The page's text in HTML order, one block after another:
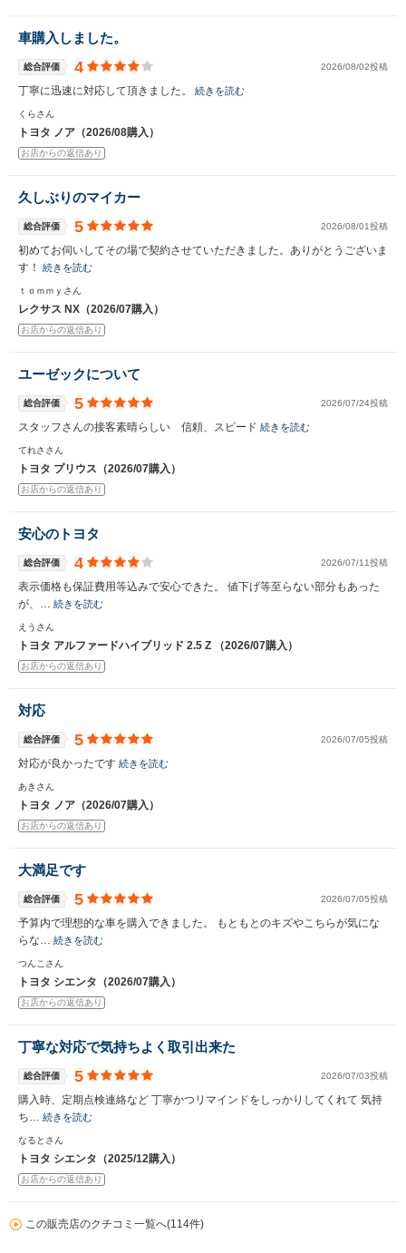
車購入しました。
総合評価 4 2026/08/02投稿
丁寧に迅速に対応して頂きました。 続きを読む
くらさん
トヨタ ノア（2026/08購入）
お店からの返信あり
久しぶりのマイカー
総合評価 5 2026/08/01投稿
初めてお伺いしてその場で契約させていただきました。ありがとうございま
す！ 続きを読む
ｔｏｍｍｙさん
レクサス NX（2026/07購入）
お店からの返信あり
ユーゼックについて
総合評価 5 2026/07/24投稿
スタッフさんの接客素晴らしい 信頼、スピード 続きを読む
てれささん
トヨタ プリウス（2026/07購入）
お店からの返信あり
安心のトヨタ
総合評価 4 2026/07/11投稿
表示価格も保証費用等込みで安心できた。 値下げ等至らない部分もあった
が、… 続きを読む
えうさん
トヨタ アルファードハイブリッド 2.5 Z （2026/07購入）
お店からの返信あり
対応
総合評価 5 2026/07/05投稿
対応が良かったです 続きを読む
あきさん
トヨタ ノア（2026/07購入）
お店からの返信あり
大満足です
総合評価 5 2026/07/05投稿
予算内で理想的な車を購入できました。 もともとのキズやこちらが気にな
らな… 続きを読む
つんこさん
トヨタ シエンタ（2026/07購入）
お店からの返信あり
丁寧な対応で気持ちよく取引出来た
総合評価 5 2026/07/03投稿
購入時、定期点検連絡など 丁寧かつリマインドをしっかりしてくれて 気持
ち… 続きを読む
なるとさん
トヨタ シエンタ（2025/12購入）
お店からの返信あり
この販売店のクチコミ一覧へ(114件)